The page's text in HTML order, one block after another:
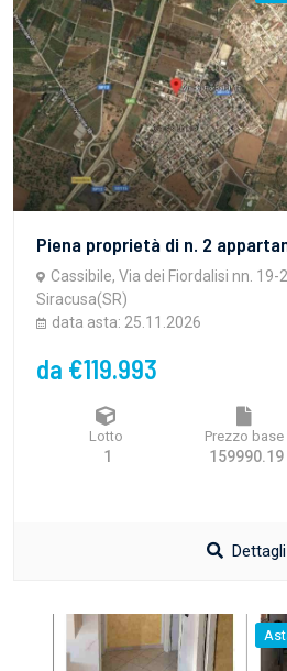
Cassibile, Via dei Fiordalisi nn. 19-
Siracusa(SR)
data asta: 25.11.2026
da €119.993
Lotto
1
Prezzo base
159990.19
Dettagli